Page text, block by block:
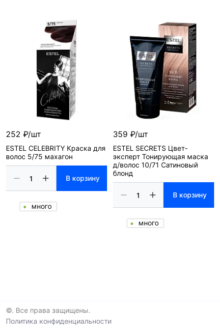
252 ₽/шт
ESTEL CELEBRITY Краска для
волос 5/75 махагон
В корзину
много
359 ₽/шт
ESTEL SECRETS Цвет-
эксперт Тонирующая маска
д/волос 10/71 Сатиновый
блонд
В корзину
много
©. Все права защищены.
Политика конфиденциальности